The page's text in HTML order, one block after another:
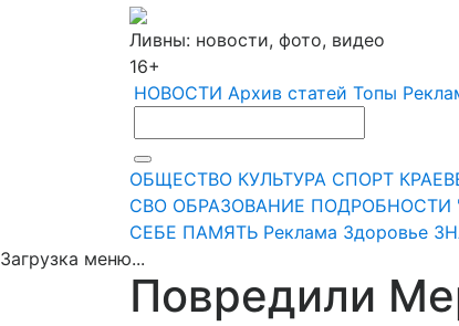
Ливны: новости, фото, видео
16+
НОВОСТИ Архив статей Топы
ОБЩЕСТВО КУЛЬТУРА СПОРТ
СВО ОБРАЗОВАНИЕ ПОДРОБНОСТИ
СЕБЕ ПАМЯТЬ Реклама Здоровье
Загрузка меню...
Повредили